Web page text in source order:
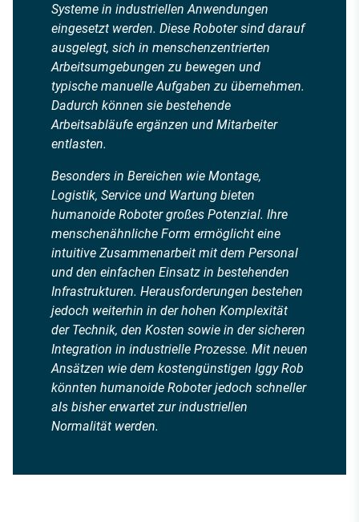
Systeme in industriellen Anwendungen
eingesetzt werden. Diese Roboter sind darauf
ausgelegt, sich in menschenzentrierten
Arbeitsumgebungen zu bewegen und
typische manuelle Aufgaben zu übernehmen.
Dadurch können sie bestehende
Arbeitsabläufe ergänzen und Mitarbeiter
entlasten.
Besonders in Bereichen wie Montage,
Logistik, Service und Wartung bieten
humanoide Roboter großes Potenzial. Ihre
menschenähnliche Form ermöglicht eine
intuitive Zusammenarbeit mit dem Personal
und den einfachen Einsatz in bestehenden
Infrastrukturen. Herausforderungen bestehen
jedoch weiterhin in der hohen Komplexität
der Technik, den Kosten sowie in der sicheren
Integration in industrielle Prozesse. Mit neuen
Ansätzen wie dem kostengünstigen Iggy Rob
könnten humanoide Roboter jedoch schneller
als bisher erwartet zur industriellen
Normalität werden.